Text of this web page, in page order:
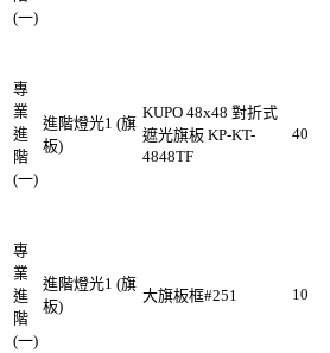
(一)
專
業
進
階
(一)
進階燈光1 (旗
板)
KUPO 48x48 對折式
遮光旗板 KP-KT-
4848TF
40
專
業
進
階
(一)
進階燈光1 (旗
板)
大旗板框#251 10